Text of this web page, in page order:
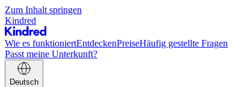
Zum Inhalt springen
Kindred
Wie es funktioniertEntdeckenPreiseHäufig gestellte Fragen
Passt meine Unterkunft?
Deutsch